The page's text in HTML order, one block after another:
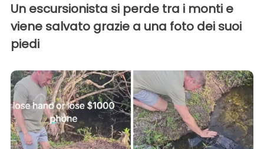
Un escursionista si perde tra i monti e
viene salvato grazie a una foto dei suoi
piedi